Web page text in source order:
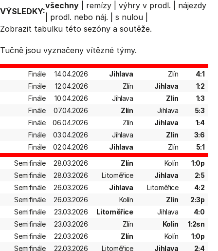
VÝSLEDKY:
všechny remízy výhry v prodl.
nájezdy
prodl. nebo náj. s nulou
Zobrazit tabulku této sezóny a soutěže.
Tučně jsou vyznačeny vítězné týmy.
Finále 14.04.2026 Jihlava Zlín
4:1
Finále
12.04.2026 Zlín Jihlava
1:2
Finále
10.04.2026 Jihlava Zlín
1:3
Finále
07.04.2026 Zlín Jihlava
5:3
Finále
06.04.2026 Zlín Jihlava
1:4
Finále
03.04.2026 Jihlava Zlín
3:6
Finále
02.04.2026 Jihlava Zlín
5:1
Semifinále
28.03.2026 Zlín Kolín
1:0p
Semifinále
28.03.2026 Litoměřice Jihlava
2:5
Semifinále
26.03.2026 Jihlava Litoměřice
4:2
Semifinále
26.03.2026 Kolín Zlín
2:3p
Semifinále
23.03.2026 Litoměřice Jihlava
4:0
Semifinále
23.03.2026 Zlín Kolín
1:2sn
Semifinále
22.03.2026 Zlín Kolín
1:0p
Semifinále
22.03.2026 Litoměřice Jihlava
2:4